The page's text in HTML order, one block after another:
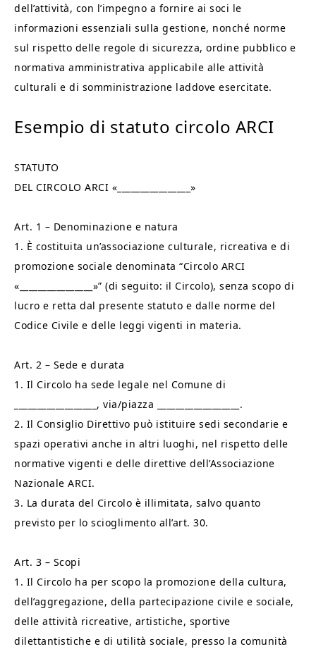
dell’attività, con l’impegno a fornire ai soci le
informazioni essenziali sulla gestione, nonché norme
sul rispetto delle regole di sicurezza, ordine pubblico e
normativa amministrativa applicabile alle attività
culturali e di somministrazione laddove esercitate.
Esempio di statuto circolo ARCI​
STATUTO
DEL CIRCOLO ARCI «________________»
Art. 1 – Denominazione e natura
1. È costituita un’associazione culturale, ricreativa e di
promozione sociale denominata “Circolo ARCI
«________________»” (di seguito: il Circolo), senza scopo di
lucro e retta dal presente statuto e dalle norme del
Codice Civile e delle leggi vigenti in materia.
Art. 2 – Sede e durata
1. Il Circolo ha sede legale nel Comune di
__________________, via/piazza __________________.
2. Il Consiglio Direttivo può istituire sedi secondarie e
spazi operativi anche in altri luoghi, nel rispetto delle
normative vigenti e delle direttive dell’Associazione
Nazionale ARCI.
3. La durata del Circolo è illimitata, salvo quanto
previsto per lo scioglimento all’art. 30.
Art. 3 – Scopi
1. Il Circolo ha per scopo la promozione della cultura,
dell’aggregazione, della partecipazione civile e sociale,
delle attività ricreative, artistiche, sportive
dilettantistiche e di utilità sociale, presso la comunità